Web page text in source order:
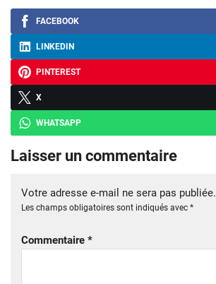
FACEBOOK
LINKEDIN
PINTEREST
X
WHATSAPP
Laisser un commentaire
Votre adresse e-mail ne sera pas publiée.
Les champs obligatoires sont indiqués avec *
Commentaire *